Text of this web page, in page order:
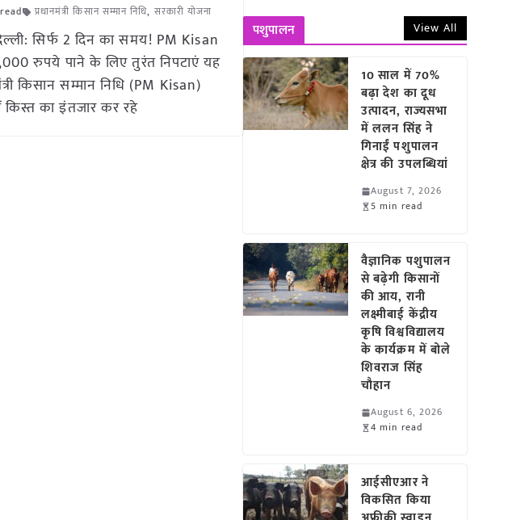
प्रधानमंत्री किसान सम्मान निधि, सरकारी योजना
सिर्फ 2 दिन का समय! PM Kisan
रुपये पाने के लिए तुरंत निपटाएं यह
किसान सम्मान निधि (PM Kisan)
का इंतजार कर रहे
पशुपालन View All
10 साल में 70%
बढ़ा देश का दूध
उत्पादन, राज्यसभा
में ललन सिंह ने
गिनाईं पशुपालन
क्षेत्र की उपलब्धियां
August 7, 2026
5 min read
वैज्ञानिक पशुपालन
से बढ़ेगी किसानों
की आय, रानी
लक्ष्मीबाई केंद्रीय
कृषि विश्वविद्यालय
के कार्यक्रम में बोले
शिवराज सिंह
चौहान
August 6, 2026
4 min read
आईसीएआर ने
विकसित किया